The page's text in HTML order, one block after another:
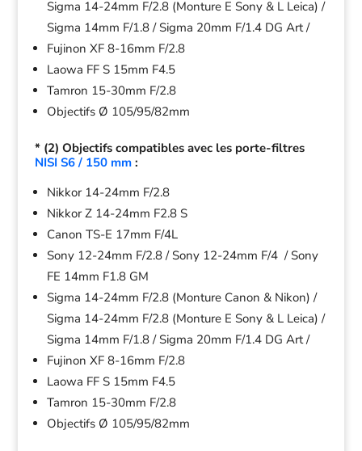
Sigma 14-24mm F/2.8 (Monture E Sony & L Leica) /
Sigma 14mm F/1.8 / Sigma 20mm F/1.4 DG Art /
Fujinon XF 8-16mm F/2.8
Laowa FF S 15mm F4.5
Tamron 15-30mm F/2.8
Objectifs Ø 105/95/82mm
* (2) Objectifs compatibles avec les porte-filtres
NISI S6 / 150 mm:
Nikkor 14-24mm F/2.8
Nikkor Z 14-24mm F2.8 S
Canon TS-E 17mm F/4L
Sony 12-24mm F/2.8 / Sony 12-24mm F/4 / Sony
FE 14mm F1.8 GM
Sigma 14-24mm F/2.8 (Monture Canon & Nikon) /
Sigma 14-24mm F/2.8 (Monture E Sony & L Leica) /
Sigma 14mm F/1.8 / Sigma 20mm F/1.4 DG Art /
Fujinon XF 8-16mm F/2.8
Laowa FF S 15mm F4.5
Tamron 15-30mm F/2.8
Objectifs Ø 105/95/82mm